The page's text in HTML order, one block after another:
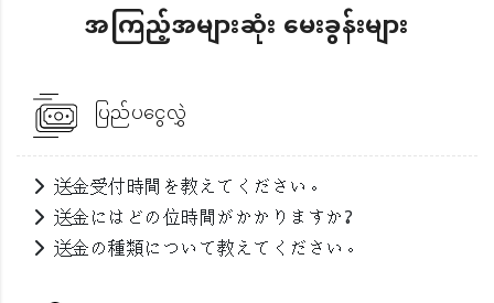
အကြည့်အများဆုံး မေးခွန်းများ
ပြည်ပငွေလွှဲ
送金受付時間を教えてください。
送金にはどの位時間がかかりますか?
送金の種類について教えてください。